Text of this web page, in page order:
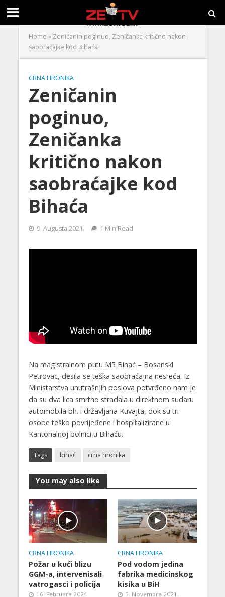
Home » Zeničanin poginuo, Zeničanka kritično nakon
saobraćajke kod Bihaća
CRNA HRONIKA
Zeničanin
poginuo,
Zeničanka
kritično nakon
saobraćajke kod
Bihaća
9. Augusta 2021. 1 Min Read
Na magistralnom putu M5 Bihać – Bosanski
Petrovac, desila se teška saobraćajna nesreća. Iz
Ministarstva unutrašnjih poslova potvrđeno nam je
da su dva lica smrtno stradala u direktnom sudaru
automobila bh. i državljana Kuvajta, dok su tri
osobe teško povrijeđene i hospitalizirane u
Kantonalnoj bolnici u Bihaću.
Tags bihać crna hronika
You may also like
CRNA HRONIKA
Požar u kući blizu
GGM-a, intervenisali
vatrogasci i policija
16. Februara 2024.
CRNA HRONIKA
Pod vodom jedina
fabrika medicinskog
kisika u BiH
5. Novembra 2021.